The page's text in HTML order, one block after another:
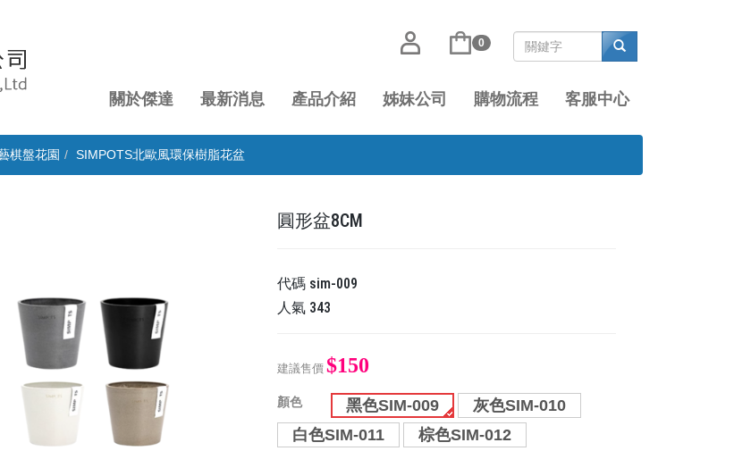
0
關於傑達 最新消息 產品介紹 姊妹公司 購物流程 客服中心
棋盤花園 SIMPOTS北歐風環保樹脂花盆
圓形盆8CM
代碼 sim-009
人氣 343
建議售價 $150
顏色 黑色SIM-009
灰色SIM-010
白色SIM-011
棕色SIM-012